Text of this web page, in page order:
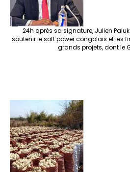
24h après sa signature, Julien
soutenir le soft power congolais et les
grands projets, dont le